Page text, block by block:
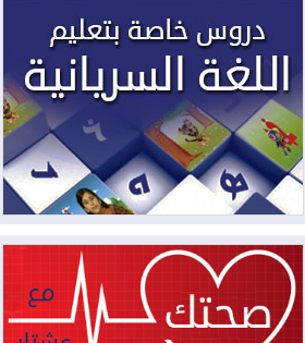
2026-08-03العراق يؤكد مجدداً التزامه
بمنع الهجمات على الدول المجاورة
2026-08-03العجز والاقتراض يطوقان
المالية العراقية.. اقتراض يتجاوز 3 تريليونات
دينار!
2026-08-03كوبا تغرق في الظلام مجددا
2026-08-03
أوامر بإجلاء 60 ألف شخص
بسبب الحرائق في ولاية واشنطن